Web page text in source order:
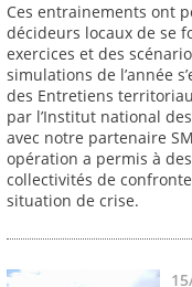
Ces entrainements ont
décideurs locaux de se
exercices et des
simulations de l’année
des Entretiens
par l’Institut national
avec notre partenaire
opération a permis à
collectivités de
situation de crise.